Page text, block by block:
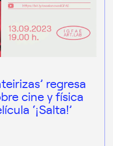
regresa
cine y física
‘¡Salta!’